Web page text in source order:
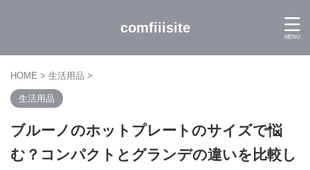
comfiiisite
HOME > 生活用品 >
生活用品
ブルーノのホットプレートのサイズで悩
む？コンパクトとグランデの違いを比較し